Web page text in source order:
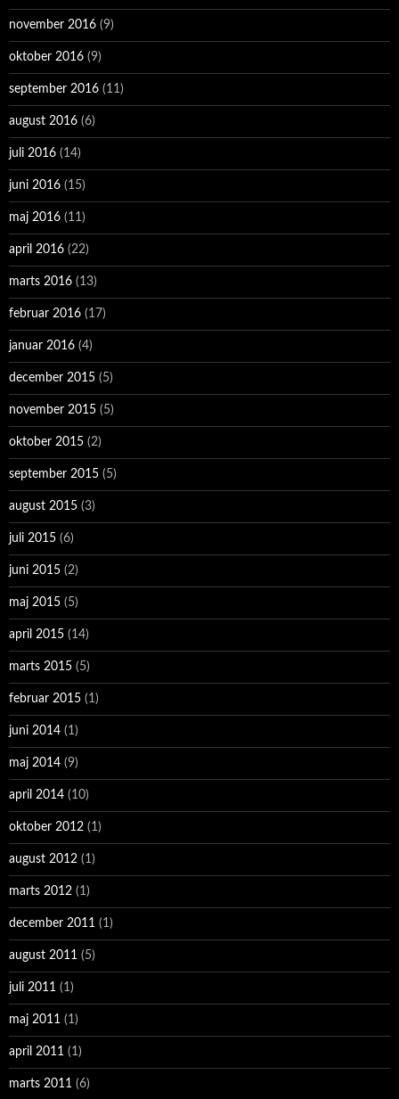
november 2016 (9)
oktober 2016 (9)
september 2016 (11)
august 2016 (6)
juli 2016 (14)
juni 2016 (15)
maj 2016 (11)
april 2016 (22)
marts 2016 (13)
februar 2016 (17)
januar 2016 (4)
december 2015 (5)
november 2015 (5)
oktober 2015 (2)
september 2015 (5)
august 2015 (3)
juli 2015 (6)
juni 2015 (2)
maj 2015 (5)
april 2015 (14)
marts 2015 (5)
februar 2015 (1)
juni 2014 (1)
maj 2014 (9)
april 2014 (10)
oktober 2012 (1)
august 2012 (1)
marts 2012 (1)
december 2011 (1)
august 2011 (5)
juli 2011 (1)
maj 2011 (1)
april 2011 (1)
marts 2011 (6)